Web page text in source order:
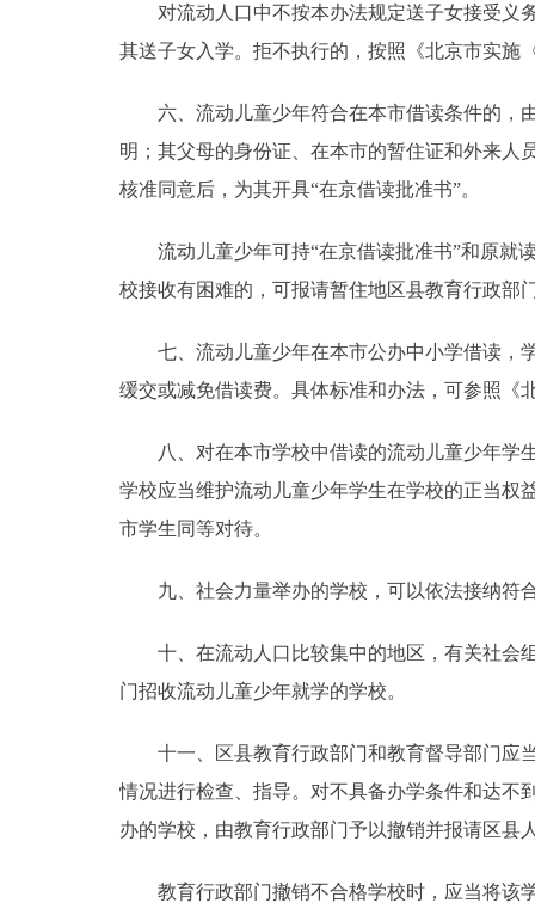
对流动人口中不按本办法规定送子女接受义务
其送子女入学。拒不执行的，按照《北京市实施
六、流动儿童少年符合在本市借读条件的，由
明；其父母的身份证、在本市的暂住证和外来人
核准同意后，为其开具“在京借读批准书”。
流动儿童少年可持“在京借读批准书”和原就读
校接收有困难的，可报请暂住地区县教育行政部
七、流动儿童少年在本市公办中小学借读，学
缓交或减免借读费。具体标准和办法，可参照《
八、对在本市学校中借读的流动儿童少年学生
学校应当维护流动儿童少年学生在学校的正当权
市学生同等对待。
九、社会力量举办的学校，可以依法接纳符
十、在流动人口比较集中的地区，有关社会组
门招收流动儿童少年就学的学校。
十一、区县教育行政部门和教育督导部门应当
情况进行检查、指导。对不具备办学条件和达不
办的学校，由教育行政部门予以撤销并报请区县
教育行政部门撤销不合格学校时，应当将该